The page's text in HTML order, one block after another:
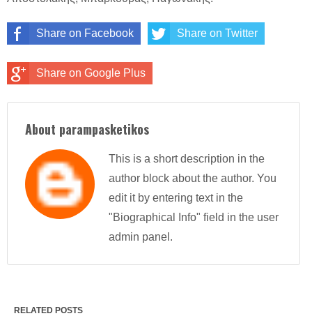
Share on Facebook Share on Twitter
Share on Google Plus
About parampasketikos
This is a short description in the
author block about the author. You
edit it by entering text in the
"Biographical Info" field in the user
admin panel.
RELATED POSTS